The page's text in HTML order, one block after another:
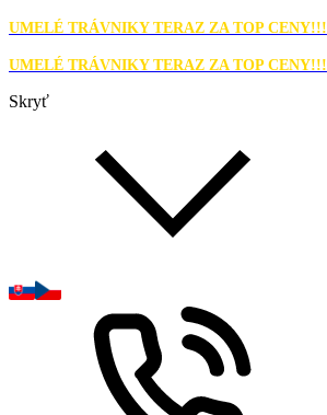
UMELÉ TRÁVNIKY TERAZ ZA TOP CENY!!!
UMELÉ TRÁVNIKY TERAZ ZA TOP CENY!!!
Skryť